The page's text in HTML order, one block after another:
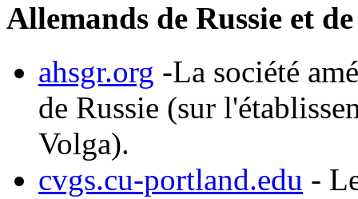
Allemands de Russie et
ahsgr.org -La société
de Russie (sur
Volga).
cvgs.cu-portland.edu -